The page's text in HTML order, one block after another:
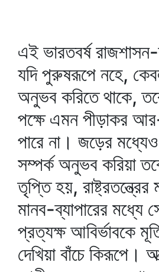
এই ভারতবর্ষ রাজশাসন-
যদি পুরুষরূপে নহে,
অনুভব করিতে থাকে,
পক্ষে এমন পীড়াকর
পারে না। জড়ের
সম্পর্ক অনুভব করিয়া
তৃপ্তি হয়,
মানব-ব্যাপারের মধ্যে
প্রত্যক্ষ আবির্ভাবকে
দেখিয়া বাঁচে কিরূপে।